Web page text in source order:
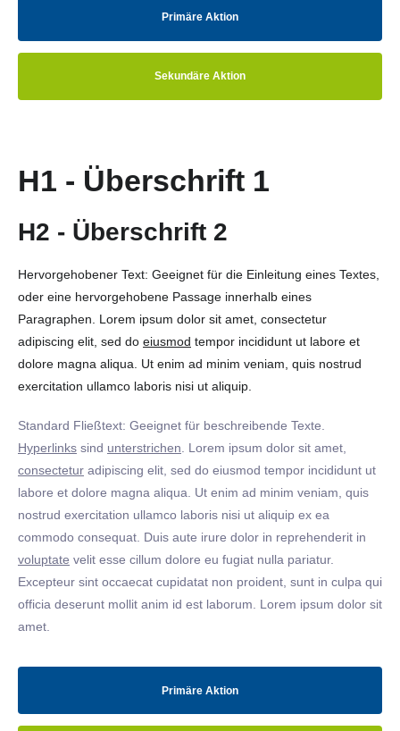
Primäre Aktion
Sekundäre Aktion
H1 - Überschrift 1
H2 - Überschrift 2
Hervorgehobener Text: Geeignet für die Einleitung eines Textes,
oder eine hervorgehobene Passage innerhalb eines
Paragraphen. Lorem ipsum dolor sit amet, consectetur
adipiscing elit, sed do eiusmod tempor incididunt ut labore et
dolore magna aliqua. Ut enim ad minim veniam, quis nostrud
exercitation ullamco laboris nisi ut aliquip.
Standard Fließtext: Geeignet für beschreibende Texte.
Hyperlinks sind unterstrichen . Lorem ipsum dolor sit amet,
consectetur adipiscing elit, sed do eiusmod tempor incididunt ut
labore et dolore magna aliqua. Ut enim ad minim veniam, quis
nostrud exercitation ullamco laboris nisi ut aliquip ex ea
commodo consequat. Duis aute irure dolor in reprehenderit in
voluptate velit esse cillum dolore eu fugiat nulla pariatur.
Excepteur sint occaecat cupidatat non proident, sunt in culpa qui
officia deserunt mollit anim id est laborum. Lorem ipsum dolor sit
amet.
Primäre Aktion